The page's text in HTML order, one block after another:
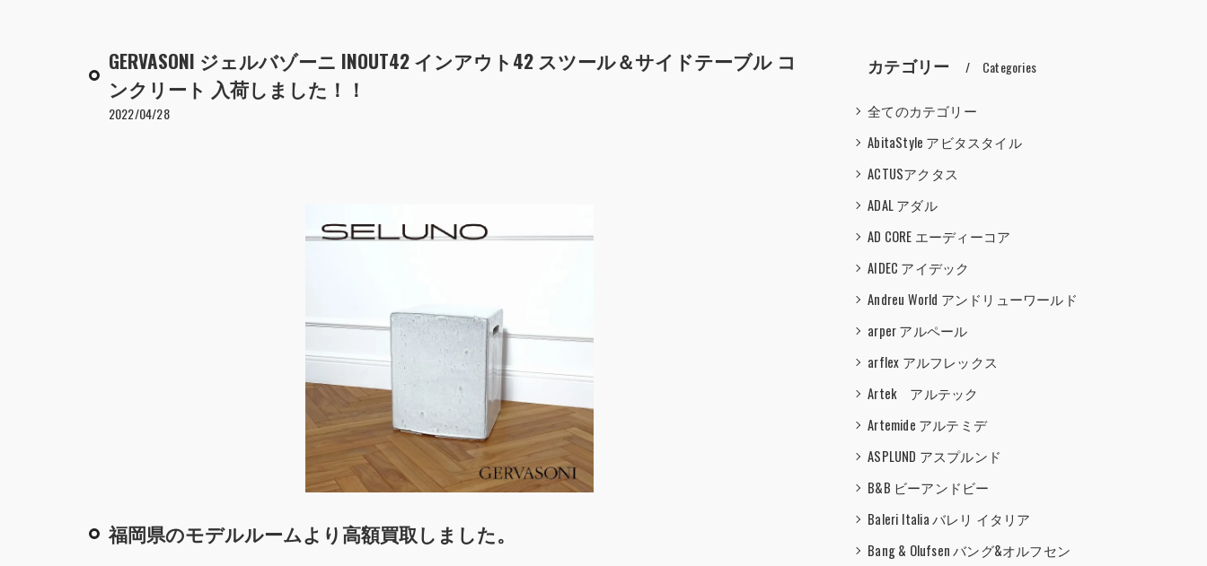
GERVASONI ジェルバゾーニ INOUT42 インアウト42 スツール＆サイドテーブル コ
ンクリート 入荷しました！！
2022/04/28
福岡県のモデルルームより高額買取しました。
カテゴリー Categories
全てのカテゴリー
AbitaStyle アビタスタイル
ACTUSアクタス
ADAL アダル
AD CORE エーディーコア
AIDEC アイデック
Andreu World アンドリューワールド
arper アルペール
arflex アルフレックス
Artek アルテック
Artemide アルテミデ
ASPLUND アスプルンド
B&B ビーアンドビー
Baleri Italia バレリ イタリア
Bang & Olufsen バング&オルフセン